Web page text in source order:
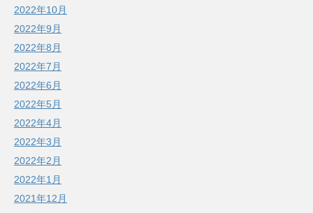
2022年10月
2022年9月
2022年8月
2022年7月
2022年6月
2022年5月
2022年4月
2022年3月
2022年2月
2022年1月
2021年12月